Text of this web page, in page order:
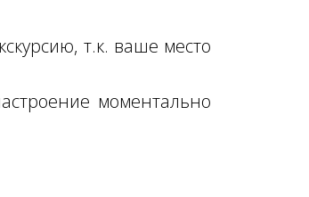
т.к. ваше место
моментально